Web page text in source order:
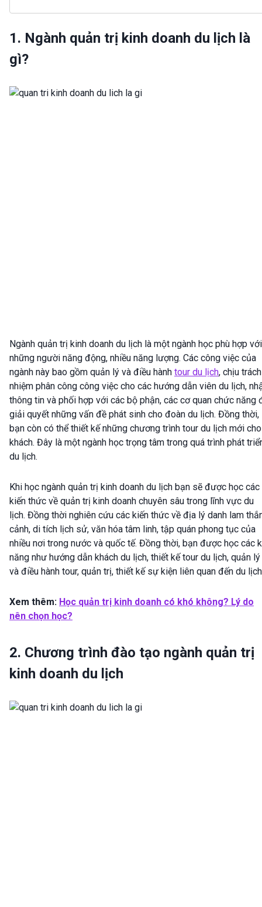
1. Ngành quản trị kinh doanh du lịch là
gì?
Ngành quản trị kinh doanh du lịch là một ngành học phù hợp với
những người năng động, nhiều năng lượng. Các công việc của
ngành này bao gồm quản lý và điều hành tour du lịch, chịu trách
nhiệm phân công công việc cho các hướng dẫn viên du lịch,
thông tin và phối hợp với các bộ phận, các cơ quan chức năng
giải quyết những vấn đề phát sinh cho đoàn du lịch. Đồng thời,
bạn còn có thể thiết kế những chương trình tour du lịch mới cho
khách. Đây là một ngành học trọng tâm trong quá trình phát
du lịch.
Khi học ngành quản trị kinh doanh du lịch bạn sẽ được học các
kiến thức về quản trị kinh doanh chuyên sâu trong lĩnh vực du
lịch. Đồng thời nghiên cứu các kiến thức về địa lý danh lam
cảnh, di tích lịch sử, văn hóa tâm linh, tập quán phong tục của
nhiều nơi trong nước và quốc tế. Đồng thời, bạn được học các
năng như hướng dẫn khách du lịch, thiết kế tour du lịch, quản lý
và điều hành tour, quản trị, thiết kế sự kiện liên quan đến du
Xem thêm: Học quản trị kinh doanh có khó không? Lý do
nên chọn học?
2. Chương trình đào tạo ngành quản trị
kinh doanh du lịch